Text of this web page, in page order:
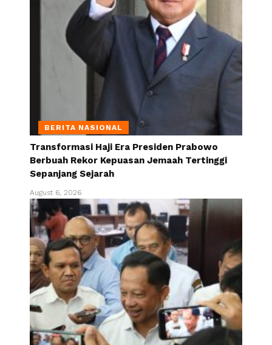
BERITA NASIONAL
Transformasi Haji Era Presiden Prabowo
Berbuah Rekor Kepuasan Jemaah Tertinggi
Sepanjang Sejarah
August 6, 2026